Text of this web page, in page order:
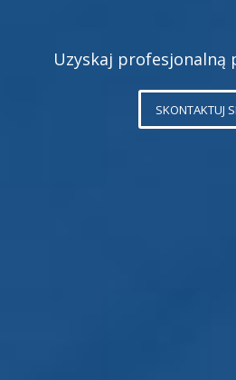
Uzyskaj profesjonalną
SKONTAKTUJ